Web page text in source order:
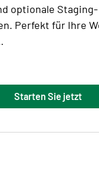
optionale Staging-
Perfekt für Ihre
Starten Sie jetzt